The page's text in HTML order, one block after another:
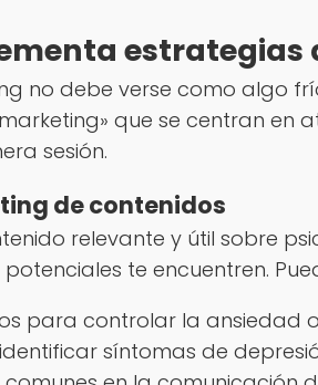
estrategias
no debe verse como algo
que se centran
sesión.
de contenidos
relevante y útil sobre
te encuentren.
para controlar la ansiedad
síntomas de